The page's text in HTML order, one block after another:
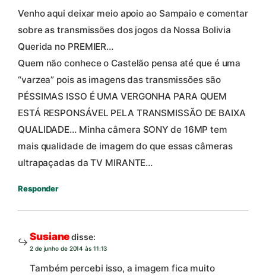
Venho aqui deixar meio apoio ao Sampaio e comentar
sobre as transmissões dos jogos da Nossa Bolivia
Querida no PREMIER…
Quem não conhece o Castelão pensa até que é uma
“varzea” pois as imagens das transmissões são
PÉSSIMAS ISSO É UMA VERGONHA PARA QUEM
ESTÁ RESPONSÁVEL PELA TRANSMISSÃO DE BAIXA
QUALIDADE… Minha câmera SONY de 16MP tem
mais qualidade de imagem do que essas câmeras
ultrapaçadas da TV MIRANTE…
Responder
Susianedisse:
2 de junho de 2014 às 11:13
Também percebi isso, a imagem fica muito